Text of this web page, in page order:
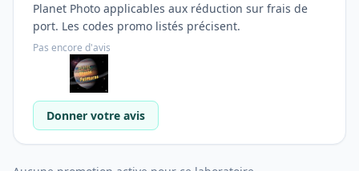
Planet Photo applicables aux réduction sur frais de
port. Les codes promo listés précisent.
Pas encore d'avis
Donner votre avis